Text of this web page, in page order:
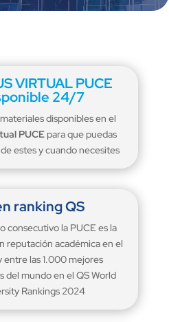
VIRTUAL PUCE
24/7
disponibles en el
PUCE para que puedas
estes y cuando necesites
ranking QS
consecutivo la PUCE es la
reputación académica en el
entre las 1.000 mejores
del mundo en el QS World
Rankings 2024